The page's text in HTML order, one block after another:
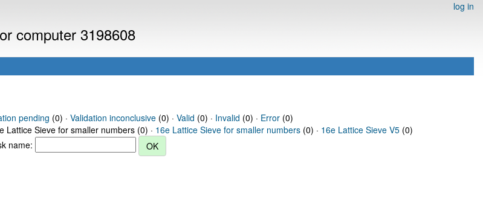
log in
computer 3198608
pending (0) · Validation inconclusive(0) · Valid (0) · Invalid (0) · Error(0)
Lattice Sieve for smaller numbers (0) · 16e Lattice Sieve for smaller numbers (0) · 16e Lattice Sieve V5 (0)
name: